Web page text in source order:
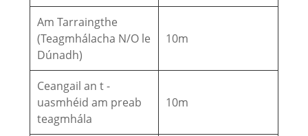
Am Tarraingthe
(Teagmhálacha N/O le
Dúnadh)
10m
Ceangail an t -
uasmhéid am preab
teagmhála
10m